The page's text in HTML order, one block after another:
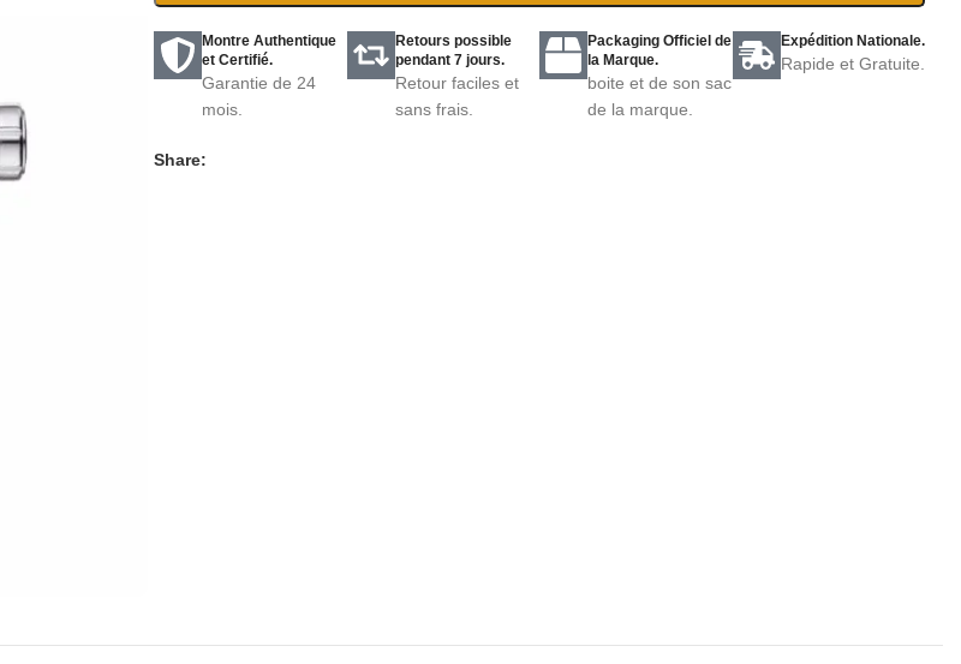
Montre Authentique
et Certifié.
Garantie de 24
mois.
Retours possible
pendant 7 jours.
Retour faciles et
sans frais.
Packaging Officiel de
la Marque.
boite et de son sac
de la marque.
Expédition Nationale.
Rapide et Gratuite.
Share: